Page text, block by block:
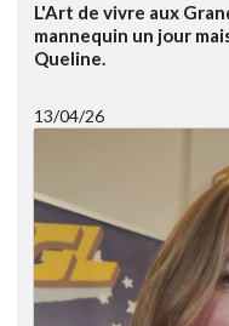
L'Art de vivre aux
mannequin un jour
Queline.
13/04/26